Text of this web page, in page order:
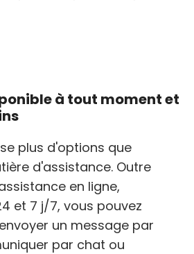
à tout moment et
plus d'options que
d'assistance. Outre
en ligne,
et 7 j/7, vous pouvez
un message par
par chat ou